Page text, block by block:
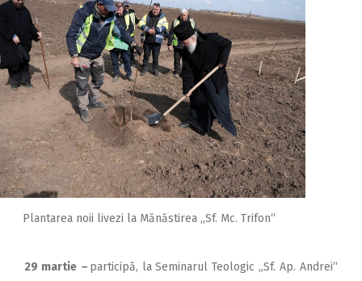
Plantarea noii livezi la Mănăstirea „Sf. Mc. Trifon“
29 martie – participă, la Seminarul Teologic „Sf. Ap. Andrei“